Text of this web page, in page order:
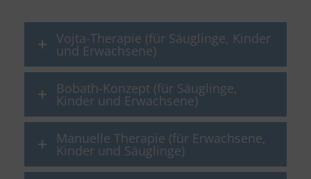
Vojta-Therapie (für Säuglinge, Kinder
und Erwachsene)
Bobath-Konzept (für Säuglinge,
Kinder und Erwachsene)
Manuelle Therapie (für Erwachsene,
Kinder und Säuglinge)